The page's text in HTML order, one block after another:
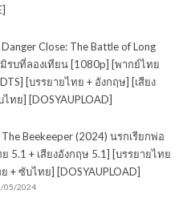
Close: The Battle of Long
รบที่ลองเทียน [1080p] [พากย์ไทย
[บรรยายไทย + อังกฤษ] [เสียง
ทย] [DOSYAUPLOAD]
Beekeeper (2024) นรกเรียกพ่อ
5.1 + เสียงอังกฤษ 5.1] [บรรยายไทย
+ ซับไทย] [DOSYAUPLOAD]
05/2024